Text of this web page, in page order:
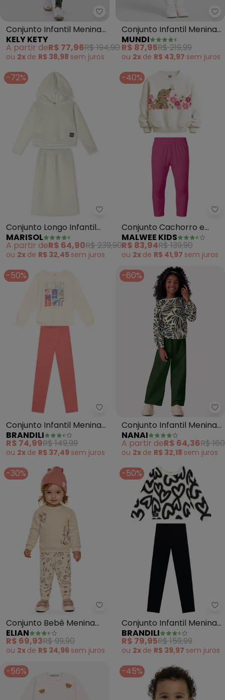
Kely Kety - Conjunto Infantil
Conjunto Infantil Menina
Blusão e Legging Floral
(Bege)
KELY KETY
A partir deR$ 77,96R$ 194,90
ou 2x de R$ 38,98 sem juros
Conjunto Infantil Menina
de Corações (Natural)
MUNDI
R$ 87,95R$ 219,99
ou 2x de R$ 43,97 sem juros
-72%
Marisol - Conjunto Longo
Conjunto Longo Infantil
(Bege)
MARISOL
A partir deR$ 64,90R$ 239,90
ou 2x de R$ 32,45 sem juros
-40%
Conjunto Cachorro e
Flores (Bege)
MALWEE KIDS
R$ 83,94R$ 139,90
ou 2x de R$ 41,97 sem juros
-50%
Brandili - Conjunto Infantil
Conjunto Infantil Menina
com Flores (Natural)
BRANDILI
R$ 74,99R$ 149,99
ou 2x de R$ 37,49 sem juros
-60%
Conjunto Infantil Menina
Folhagem (Off White)
NANAI
A partir deR$ 64,36R$
ou 2x de R$ 32,18 sem juros
-30%
Elian - Conjunto Bebê Menina
Conjunto Bebê Menina
Moletom Coelhinhos
(Bege)
ELIAN
R$ 69,93R$ 99,90
ou 2x de R$ 34,96 sem juros
-50%
Conjunto Infantil Menina
de Corações (Natural)
BRANDILI
R$ 79,95R$ 159,99
ou 2x de R$ 39,97 sem juros
-56% -45%